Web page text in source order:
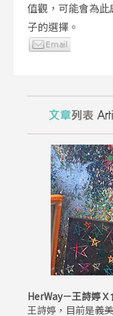
值觀，可能會為
子的選擇。
HerWay－王詩婷
王詩婷，目前是義